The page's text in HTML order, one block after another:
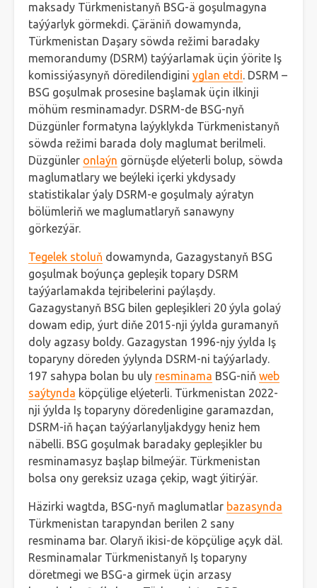
maksady Türkmenistanyň BSG-ä goşulmagyna
taýýarlyk görmekdi. Çäräniň dowamynda,
Türkmenistan Daşary söwda režimi baradaky
memorandumy (DSRM) taýýarlamak üçin ýörite Iş
komissiýasynyň döredilendigini yglan etdi. DSRM –
BSG goşulmak prosesine başlamak üçin ilkinji
möhüm resminamadyr. DSRM-de BSG-nyň
Düzgünler formatyna laýyklykda Türkmenistanyň
söwda režimi barada doly maglumat berilmeli.
Düzgünler onlaýn görnüşde elýeterli bolup, söwda
maglumatlary we beýleki içerki ykdysady
statistikalar ýaly DSRM-e goşulmaly aýratyn
bölümleriň we maglumatlaryň sanawyny
görkezýär.
Tegelek stoluň dowamynda, Gazagystanyň BSG
goşulmak boýunça gepleşik topary DSRM
taýýarlamakda tejribelerini paýlaşdy.
Gazagystanyň BSG bilen gepleşikleri 20 ýyla golaý
dowam edip, ýurt diňe 2015-nji ýylda guramanyň
doly agzasy boldy. Gazagystan 1996-njy ýylda Iş
toparyny döreden ýylynda DSRM-ni taýýarlady.
197 sahypa bolan bu uly resminama BSG-niň web
saýtynda köpçülige elýeterli. Türkmenistan 2022-
nji ýylda Iş toparyny döredenligine garamazdan,
DSRM-iň haçan taýýarlanyljakdygy heniz hem
näbelli. BSG goşulmak baradaky gepleşikler bu
resminamasyz başlap bilmeýär. Türkmenistan
bolsa ony gereksiz uzaga çekip, wagt ýitirýär.
Häzirki wagtda, BSG-nyň maglumatlar bazasynda
Türkmenistan tarapyndan berilen 2 sany
resminama bar. Olaryň ikisi-de köpçülige açyk däl.
Resminamalar Türkmenistanyň Iş toparyny
döretmegi we BSG-a girmek üçin arzasy